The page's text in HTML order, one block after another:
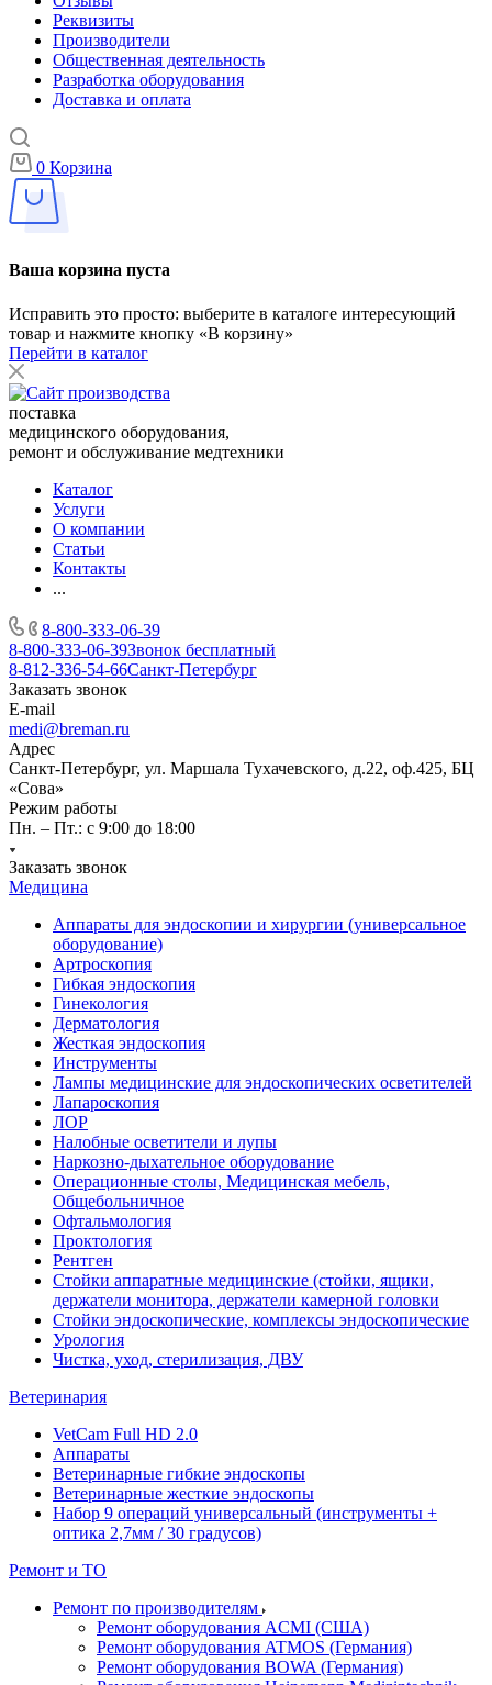
Реквизиты
Производители
Общественная деятельность
Разработка оборудования
Доставка и оплата
0 Корзина
Ваша корзина пуста
Исправить это просто: выберите в каталоге интересующий
товар и нажмите кнопку «В корзину»
Перейти в каталог
поставка
медицинского оборудования,
ремонт и обслуживание медтехники
Каталог
Услуги
О компании
Статьи
Контакты
...
8-800-333-06-39
8-800-333-06-39Звонок бесплатный
8-812-336-54-66Санкт-Петербург
Заказать звонок
E-mail
medi@breman.ru
Адрес
Санкт-Петербург, ул. Маршала Тухачевского, д.22, оф.425, БЦ
«Сова»
Режим работы
Пн. – Пт.: с 9:00 до 18:00
Заказать звонок
Медицина
Аппараты для эндоскопии и хирургии (универсальное
оборудование)
Артроскопия
Гибкая эндоскопия
Гинекология
Дерматология
Жесткая эндоскопия
Инструменты
Лампы медицинские для эндоскопических осветителей
Лапароскопия
ЛОР
Налобные осветители и лупы
Наркозно-дыхательное оборудование
Операционные столы, Медицинская мебель,
Общебольничное
Офтальмология
Проктология
Рентген
Стойки аппаратные медицинские (стойки, ящики,
держатели монитора, держатели камерной головки
Стойки эндоскопические, комплексы эндоскопические
Урология
Чистка, уход, стерилизация, ДВУ
Ветеринария
VetCam Full HD 2.0
Аппараты
Ветеринарные гибкие эндоскопы
Ветеринарные жесткие эндоскопы
Набор 9 операций универсальный (инструменты +
оптика 2,7мм / 30 градусов)
Ремонт и ТО
Ремонт по производителям
Ремонт оборудования ACMI (США)
Ремонт оборудования ATMOS (Германия)
Ремонт оборудования BOWA (Германия)